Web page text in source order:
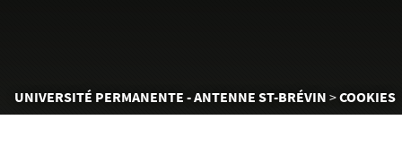
Vous
êtes
UNIVERSITÉ PERMANENTE - ANTENNE ST-BRÉVIN COOKIES